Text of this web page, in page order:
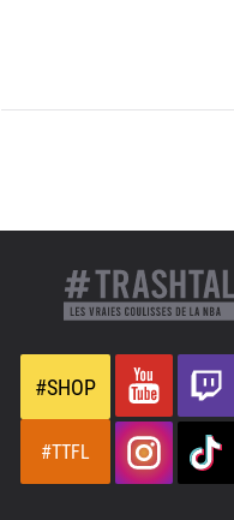
#SHOP
#TTFL